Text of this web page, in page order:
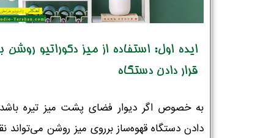
ایده اول:‌ استفاده از میز دکوراتیو روشن
قرار دادن دستگاه
به خصوص اگر دیوار فضای پشت میز تیره
دادن دستگاه قهوه‌ساز برروی میز روشن می‌تواند